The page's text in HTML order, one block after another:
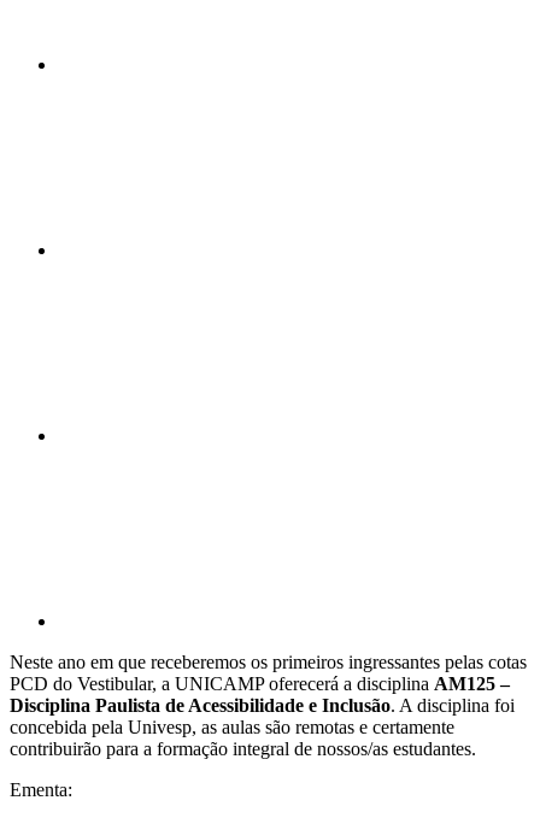
Neste ano em que receberemos os primeiros ingressantes pelas cotas
PCD do Vestibular, a UNICAMP oferecerá a disciplina AM125 –
Disciplina Paulista de Acessibilidade e Inclusão. A disciplina foi
concebida pela Univesp, as aulas são remotas e certamente
contribuirão para a formação integral de nossos/as estudantes.
Ementa: